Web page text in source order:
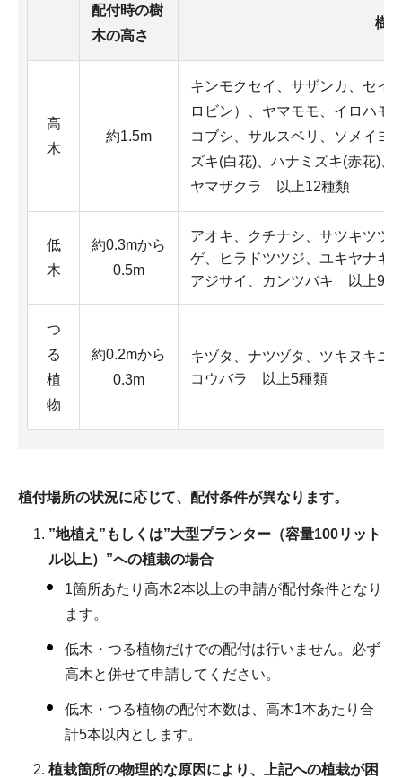
配付時の樹
木の高さ
樹
高
木
約1.5m
キンモクセイ、サザンカ、セイ
ロビン）、ヤマモモ、イロハモ
コブシ、サルスベリ、ソメイヨ
ズキ(白花)、ハナミズキ(赤花)、
ヤマザクラ 以上12種類
低
木
約0.3mから
0.5m
アオキ、クチナシ、サツキツツ
ゲ、ヒラドツツジ、ユキヤナギ
アジサイ、カンツバキ 以上9種
つ
る
植
物
約0.2mから
0.3m
キヅタ、ナツヅタ、ツキヌキニ
コウバラ 以上5種類
植付場所の状況に応じて、配付条件が異なります。
”地植え”もしくは”大型プランター（容量100リット
ル以上）”への植栽の場合
1箇所あたり高木2本以上の申請が配付条件となり
ます。
低木・つる植物だけでの配付は行いません。必ず
高木と併せて申請してください。
低木・つる植物の配付本数は、高木1本あたり合
計5本以内とします。
植栽箇所の物理的な原因により、上記への植栽が困